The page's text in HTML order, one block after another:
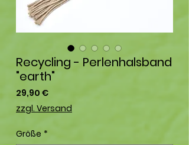
Recycling - Perlenhalsband
"earth"
29,90 €Preis
zzgl. Versand
Größe *